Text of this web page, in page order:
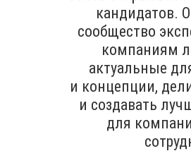
кандидатов.
сообщество
компаниям
актуальные
и концепции,
и создавать
для